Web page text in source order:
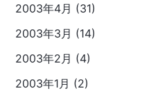
2003年4月 (31)
2003年3月 (14)
2003年2月 (4)
2003年1月 (2)